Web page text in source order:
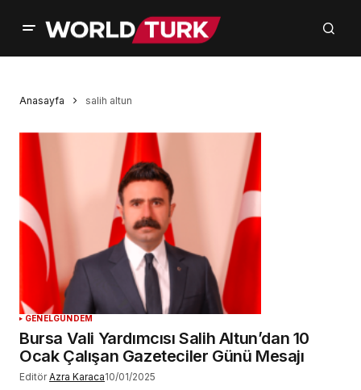
Anasayfa salih altun
GENELGÜNDEM
Bursa Vali Yardımcısı Salih Altun’dan 10
Ocak Çalışan Gazeteciler Günü Mesajı
Editör Azra Karaca10/01/2025